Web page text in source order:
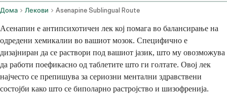
Дома Лекови Asenapine Sublingual Route
Асенапин е антипсихотичен лек кој помага во балансирање на
одредени хемикалии во вашиот мозок. Специфично е
дизајниран да се раствори под вашиот јазик, што му овозможува
да работи поефикасно од таблетите што ги голтате. Овој лек
најчесто се препишува за сериозни ментални здравствени
состојби како што се биполарно растројство и шизофренија.